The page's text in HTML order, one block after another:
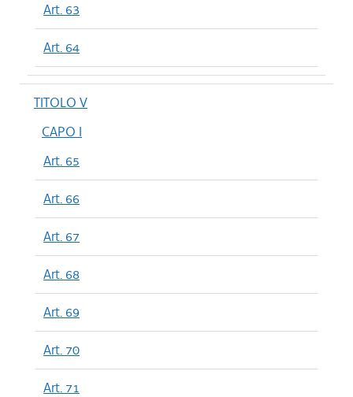
Art. 63
Art. 64
TITOLO V
CAPO I
Art. 65
Art. 66
Art. 67
Art. 68
Art. 69
Art. 70
Art. 71